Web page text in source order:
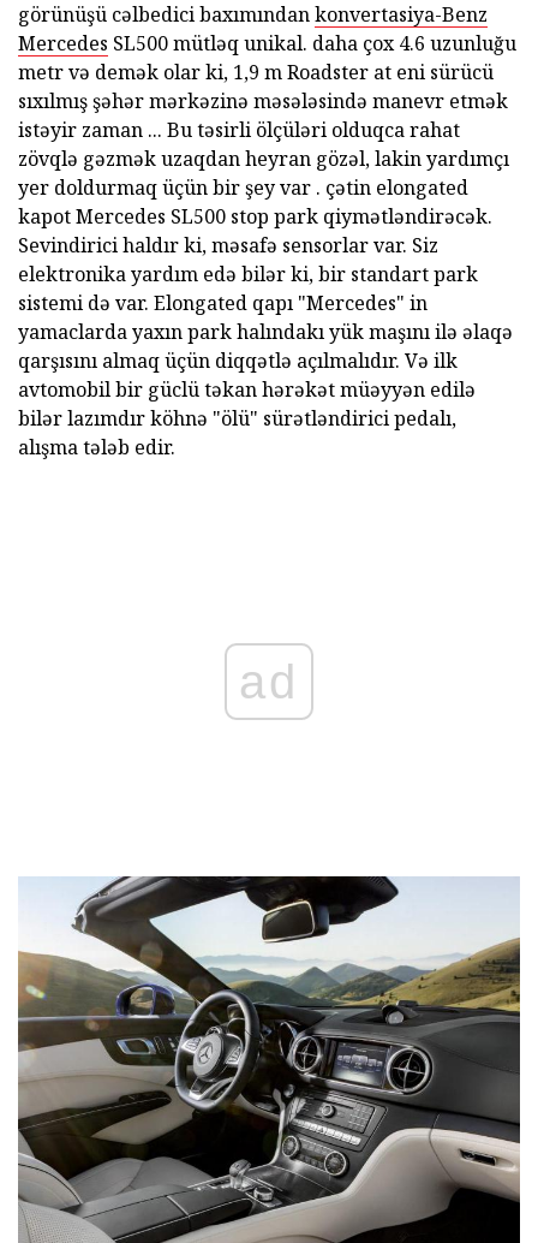
görünüşü cəlbedici baxımındankonvertasiya-Benz
Mercedes SL500 mütləq unikal. daha çox 4.6 uzunluğu
metr və demək olar ki, 1,9 m Roadster at eni sürücü
sıxılmış şəhər mərkəzinə məsələsində manevr etmək
istəyir zaman ... Bu təsirli ölçüləri olduqca rahat
zövqlə gəzmək uzaqdan heyran gözəl, lakin yardımçı
yer doldurmaq üçün bir şey var . çətin elongated
kapot Mercedes SL500 stop park qiymətləndirəcək.
Sevindirici haldır ki, məsafə sensorlar var. Siz
elektronika yardım edə bilər ki, bir standart park
sistemi də var. Elongated qapı "Mercedes" in
yamaclarda yaxın park halındakı yük maşını ilə əlaqə
qarşısını almaq üçün diqqətlə açılmalıdır. Və ilk
avtomobil bir güclü təkan hərəkət müəyyən edilə
bilər lazımdır köhnə "ölü" sürətləndirici pedalı,
alışma tələb edir.
ad